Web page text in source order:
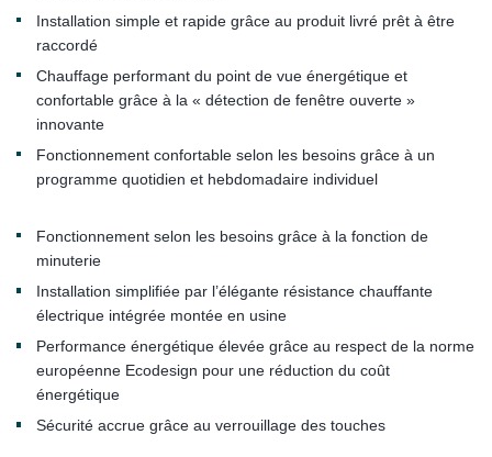
Installation simple et rapide grâce au produit livré prêt à être
raccordé
Chauffage performant du point de vue énergétique et
confortable grâce à la « détection de fenêtre ouverte »
innovante
Fonctionnement confortable selon les besoins grâce à un
programme quotidien et hebdomadaire individuel
Fonctionnement selon les besoins grâce à la fonction de
minuterie
Installation simplifiée par l’élégante résistance chauffante
électrique intégrée montée en usine
Performance énergétique élevée grâce au respect de la norme
européenne Ecodesign pour une réduction du coût
énergétique
Sécurité accrue grâce au verrouillage des touches